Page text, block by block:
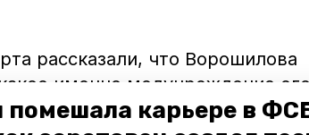
помешала карьере в
рассказали, что Ворошилова
именно медучреждение его
пишетИА «Победа26».